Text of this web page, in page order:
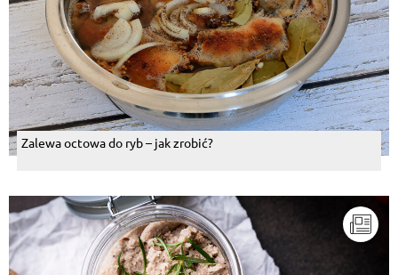
Zalewa octowa do ryb – jak zrobić?